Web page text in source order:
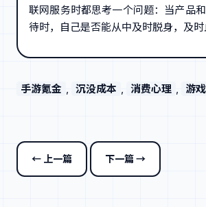
联网服务时都思考一个问题：当产品
待时，自己是否能从中及时脱身，及时
手游氪金 , 沉没成本 , 消费心理 , 游戏
← 上一篇 下一篇 →